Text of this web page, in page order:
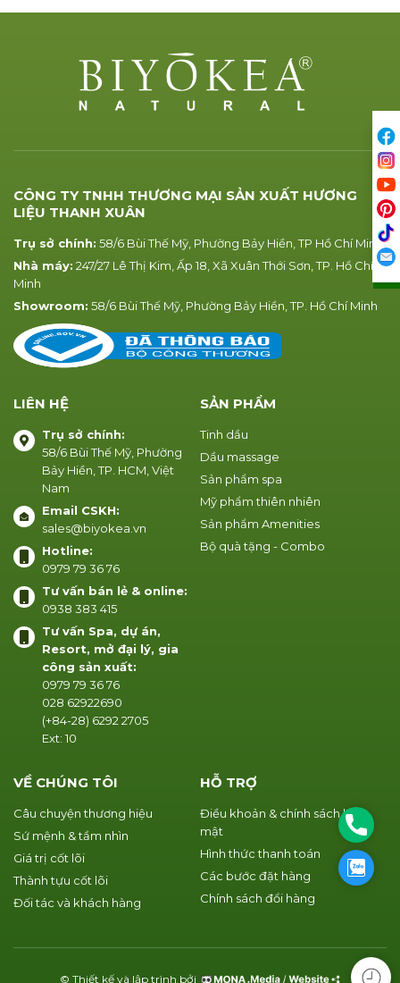
CÔNG TY TNHH THƯƠNG MẠI SẢN XUẤT HƯƠNG
LIỆU THANH XUÂN
Trụ sở chính: 58/6 Bùi Thế Mỹ, Phường Bảy Hiền, TP Hồ Chí Minh
Nhà máy: 247/27 Lê Thị Kim, Ấp 18, Xã Xuân Thới Sơn, TP. Hồ Chí
Minh
Showroom: 58/6 Bùi Thế Mỹ, Phường Bảy Hiền, TP. Hồ Chí Minh
SẢN PHẨM
Tinh dầu
Dầu massage
Sản phẩm spa
Mỹ phẩm thiên nhiên
Sản phẩm Amenities
Bộ quà tặng - Combo
VỀ CHÚNG TÔI
Câu chuyện thương hiệu
Sứ mệnh & tầm nhìn
Giá trị cốt lõi
Thành tựu cốt lõi
Đối tác và khách hàng
HỖ TRỢ
Điều khoản & chính sách bảo
mật
Hình thức thanh toán
Các bước đặt hàng
Chính sách đổi hàng
LIÊN HỆ
Trụ sở chính:
58/6 Bùi Thế Mỹ, Phường
Bảy Hiền, TP. HCM, Việt
Nam
Email CSKH:
sales@biyokea.vn
Hotline:
0979 79 36 76
Tư vấn bán lẻ & online:
0938 383 415
Tư vấn Spa, dự án,
Resort, mở đại lý, gia
công sản xuất:
0979 79 36 76
028 62922690
(+84-28) 6292 2705
Ext: 10
© Thiết kế và lập trình bởi
Phone
Zalo